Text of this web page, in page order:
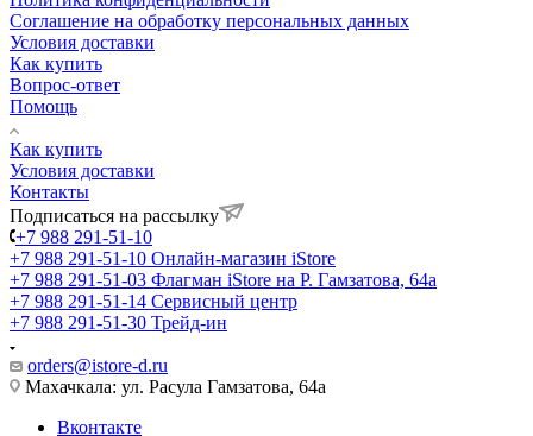
Соглашение на обработку персональных данных
Условия доставки
Как купить
Вопрос-ответ
Помощь
Как купить
Условия доставки
Контакты
Подписаться на рассылку
+7 988 291-51-10
+7 988 291-51-10 Онлайн-магазин iStore
+7 988 291-51-03 Флагман iStore на Р. Гамзатова, 64а
+7 988 291-51-14 Сервисный центр
+7 988 291-51-30 Трейд-ин
orders@istore-d.ru
Махачкала: ул. Расула Гамзатова, 64а
Вконтакте